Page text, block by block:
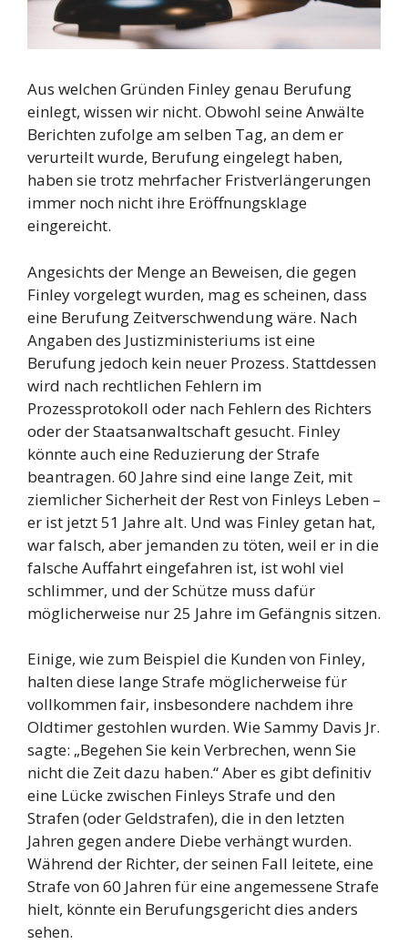
Aus welchen Gründen Finley genau Berufung
einlegt, wissen wir nicht. Obwohl seine Anwälte
Berichten zufolge am selben Tag, an dem er
verurteilt wurde, Berufung eingelegt haben,
haben sie trotz mehrfacher Fristverlängerungen
immer noch nicht ihre Eröffnungsklage
eingereicht.
Angesichts der Menge an Beweisen, die gegen
Finley vorgelegt wurden, mag es scheinen, dass
eine Berufung Zeitverschwendung wäre. Nach
Angaben des Justizministeriums ist eine
Berufung jedoch kein neuer Prozess. Stattdessen
wird nach rechtlichen Fehlern im
Prozessprotokoll oder nach Fehlern des Richters
oder der Staatsanwaltschaft gesucht. Finley
könnte auch eine Reduzierung der Strafe
beantragen. 60 Jahre sind eine lange Zeit, mit
ziemlicher Sicherheit der Rest von Finleys Leben –
er ist jetzt 51 Jahre alt. Und was Finley getan hat,
war falsch, aber jemanden zu töten, weil er in die
falsche Auffahrt eingefahren ist, ist wohl viel
schlimmer, und der Schütze muss dafür
möglicherweise nur 25 Jahre im Gefängnis sitzen.
Einige, wie zum Beispiel die Kunden von Finley,
halten diese lange Strafe möglicherweise für
vollkommen fair, insbesondere nachdem ihre
Oldtimer gestohlen wurden. Wie Sammy Davis Jr.
sagte: „Begehen Sie kein Verbrechen, wenn Sie
nicht die Zeit dazu haben.“ Aber es gibt definitiv
eine Lücke zwischen Finleys Strafe und den
Strafen (oder Geldstrafen), die in den letzten
Jahren gegen andere Diebe verhängt wurden.
Während der Richter, der seinen Fall leitete, eine
Strafe von 60 Jahren für eine angemessene Strafe
hielt, könnte ein Berufungsgericht dies anders
sehen.